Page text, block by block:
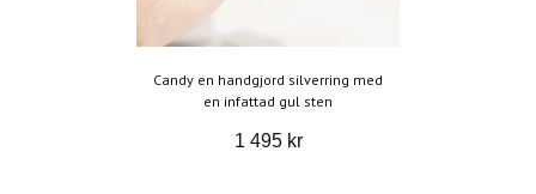
Candy en handgjord silverring med
en infattad gul sten
1 495 kr